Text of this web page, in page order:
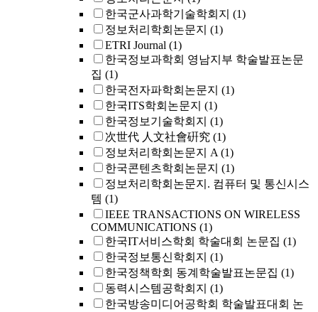
한국군사과학기술학회지 (1)
정보처리학회논문지 (1)
ETRI Journal (1)
한국정보과학회 영남지부 학술발표논문
집 (1)
한국전자파학회논문지 (1)
한국ITS학회논문지 (1)
한국정보기술학회지 (1)
次世代 人文社會硏究 (1)
정보처리학회논문지 A (1)
한국콘텐츠학회논문지 (1)
정보처리학회논문지. 컴퓨터 및 통신시스
템 (1)
IEEE TRANSACTIONS ON WIRELESS
COMMUNICATIONS (1)
한국IT서비스학회 학술대회 논문집 (1)
한국정보통신학회지 (1)
한국정책학회 동계학술발표논문집 (1)
동력시스템공학회지 (1)
한국방송미디어공학회 학술발표대회 논